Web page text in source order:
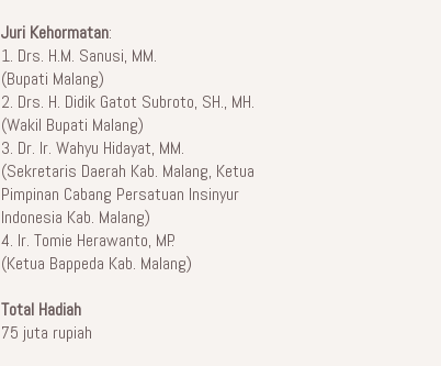
Juri Kehormatan:
1. Drs. H.M. Sanusi, MM.
(Bupati Malang)
2. Drs. H. Didik Gatot Subroto, SH., MH.
(Wakil Bupati Malang)
3. Dr. Ir. Wahyu Hidayat, MM.
(Sekretaris Daerah Kab. Malang, Ketua
Pimpinan Cabang Persatuan Insinyur
Indonesia Kab. Malang)
4. Ir. Tomie Herawanto, MP.
(Ketua Bappeda Kab. Malang)
Total Hadiah
75 juta rupiah